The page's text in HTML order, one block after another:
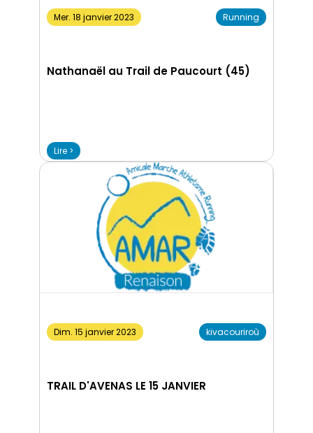
Mer. 18 janvier 2023 Running
Nathanaël au Trail de Paucourt (45)
Lire >
Dim. 15 janvier 2023 kivacouriroù
TRAIL D'AVENAS LE 15 JANVIER